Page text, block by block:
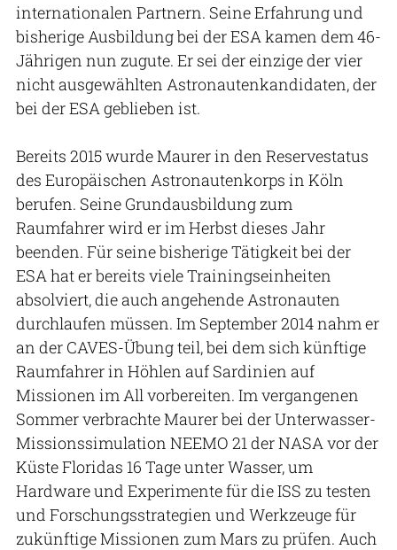
internationalen Partnern. Seine Erfahrung und
bisherige Ausbildung bei der ESA kamen dem 46-
Jährigen nun zugute. Er sei der einzige der vier
nicht ausgewählten Astronautenkandidaten, der
bei der ESA geblieben ist.
Bereits 2015 wurde Maurer in den Reservestatus
des Europäischen Astronautenkorps in Köln
berufen. Seine Grundausbildung zum
Raumfahrer wird er im Herbst dieses Jahr
beenden. Für seine bisherige Tätigkeit bei der
ESA hat er bereits viele Trainingseinheiten
absolviert, die auch angehende Astronauten
durchlaufen müssen. Im September 2014 nahm er
an der CAVES-Übung teil, bei dem sich künftige
Raumfahrer in Höhlen auf Sardinien auf
Missionen im All vorbereiten. Im vergangenen
Sommer verbrachte Maurer bei der Unterwasser-
Missionssimulation NEEMO 21 der NASA vor der
Küste Floridas 16 Tage unter Wasser, um
Hardware und Experimente für die ISS zu testen
und Forschungsstrategien und Werkzeuge für
zukünftige Missionen zum Mars zu prüfen. Auch